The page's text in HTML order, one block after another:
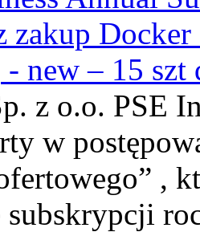
zakup
new – 15
z o.o. PSE
w
,